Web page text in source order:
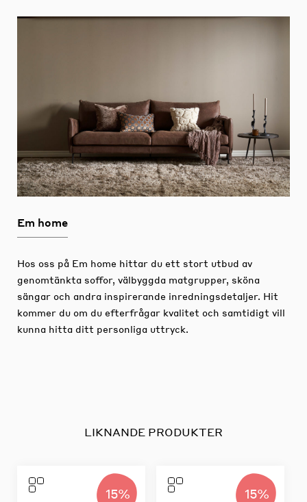
Em home
Hos oss på Em home hittar du ett stort utbud av
genomtänkta soffor, välbyggda matgrupper, sköna
sängar och andra inspirerande inredningsdetaljer. Hit
kommer du om du efterfrågar kvalitet och samtidigt vill
kunna hitta ditt personliga uttryck.
LIKNANDE PRODUKTER
15% 15%